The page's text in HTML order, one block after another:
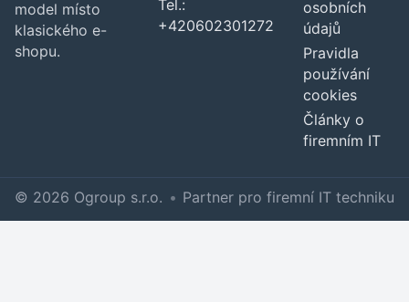
model místo
klasického e-
shopu.
Tel.:
+420602301272
osobních
údajů
Pravidla
používání
cookies
Články o
firemním IT
© 2026 Ogroup s.r.o. • Partner pro firemní IT techniku